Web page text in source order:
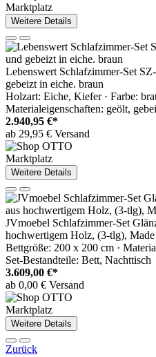
Marktplatz
Weitere Details
Lebenswert Schlafzimmer-Set
gebeizt in eiche. braun
Holzart: Eiche, Kiefer · Farbe:
Materialeigenschaften: geölt,
2.940,95 €*
ab 29,95 € Versand
Marktplatz
Weitere Details
JVmoebel Schlafzimmer-Set
hochwertigem Holz, (3-tlg),
Bettgröße: 200 x 200 cm ·
Set-Bestandteile: Bett, Nachttisch
3.609,00 €*
ab 0,00 € Versand
Marktplatz
Weitere Details
Zurück